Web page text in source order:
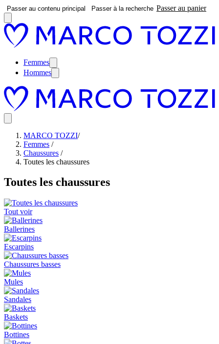
Passer au contenu principal Passer à la recherche Passer au panier
Femmes
Hommes
MARCO TOZZI/
Femmes /
Chaussures /
Toutes les chaussures
Toutes les chaussures
Tout voir
Ballerines
Escarpins
Chaussures basses
Mules
Sandales
Baskets
Bottines